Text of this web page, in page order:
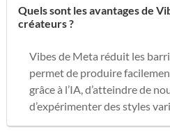
Quels sont les avantages de
créateurs ?
Vibes de Meta réduit les
permet de produire
grâce à l’IA, d’atteindre de
d’expérimenter des styles